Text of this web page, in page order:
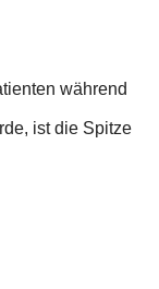
während
ist die Spitze